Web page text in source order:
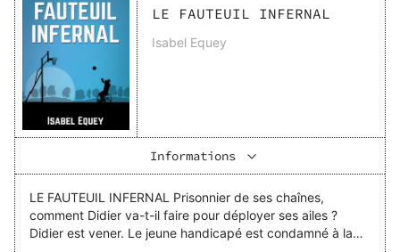
LE FAUTEUIL INFERNAL
Isabel Equey
Informations
LE FAUTEUIL INFERNAL Prisonnier de ses chaînes,
comment Didier va-t-il faire pour déployer ses ailes ?
Didier est vener. Le jeune handicapé est condamné à la